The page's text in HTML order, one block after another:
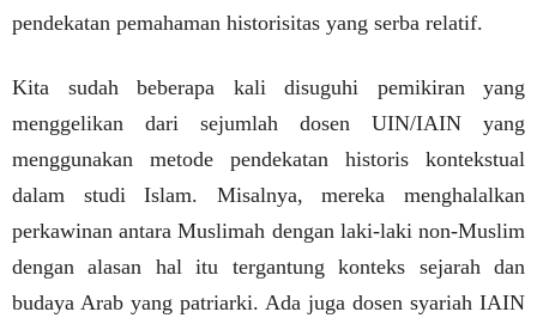
pendekatan pemahaman historisitas yang serba relatif.
Kita sudah beberapa kali disuguhi pemikiran yang
menggelikan dari sejumlah dosen UIN/IAIN yang
menggunakan metode pendekatan historis kontekstual
dalam studi Islam. Misalnya, mereka menghalalkan
perkawinan antara Muslimah dengan laki-laki non-Muslim
dengan alasan hal itu tergantung konteks sejarah dan
budaya Arab yang patriarki. Ada juga dosen syariah IAIN